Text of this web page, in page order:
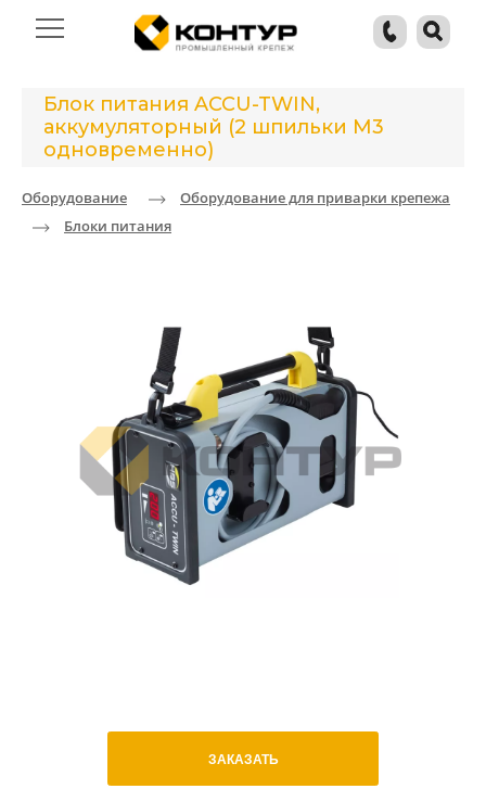
Блок питания ACCU-TWIN,
аккумуляторный (2 шпильки М3
одновременно)
Оборудование
Оборудование для приварки крепежа
Блоки питания
ЗАКАЗАТЬ